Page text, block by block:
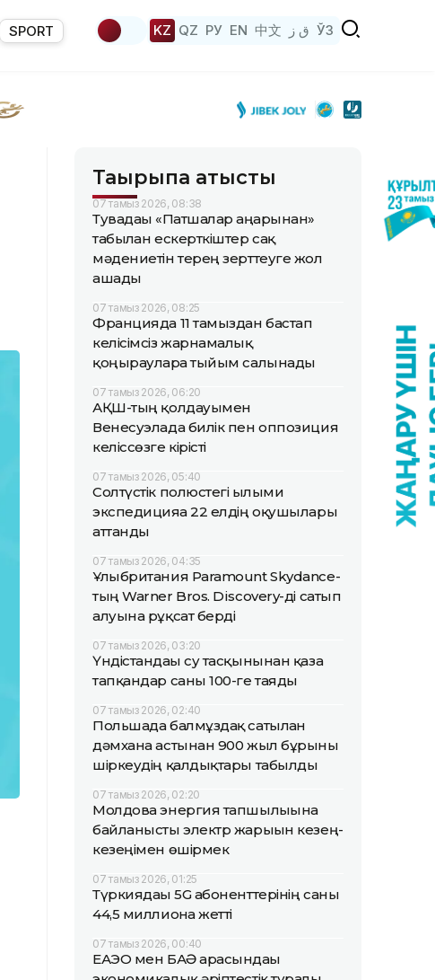
SPORT KZ QZ РУ EN 中文 ق ز ЎЗ
Тақырыпқа қатысты
07 тамыз 2026, 08:38
Тувадағы «Патшалар аңғарынан»
табылған ескерткіштер сақ
мәдениетін терең зерттеуге жол
ашады
07 тамыз 2026, 08:25
Францияда 11 тамыздан бастап
келісімсіз жарнамалық
қоңырауларға тыйым салынады
07 тамыз 2026, 06:20
АҚШ-тың қолдауымен
Венесуэлада билік пен оппозиция
келіссөзге кірісті
07 тамыз 2026, 05:40
Солтүстік полюстегі ғылыми
экспедицияға 22 елдің оқушылары
аттанды
07 тамыз 2026, 04:35
Ұлыбритания Paramount Skydance-
тың Warner Bros. Discovery-ді сатып
алуына рұқсат берді
07 тамыз 2026, 03:20
Үндістандағы су тасқынынан қаза
тапқандар саны 100-ге таяды
07 тамыз 2026, 02:40
Польшада балмұздақ сатылған
дәмхана астынан 900 жыл бұрынғы
шіркеудің қалдықтары табылды
07 тамыз 2026, 02:20
Молдова энергия тапшылығына
байланысты электр жарығын кезең-
кезеңімен өшірмек
07 тамыз 2026, 01:25
Түркиядағы 5G абоненттерінің саны
44,5 миллионға жетті
07 тамыз 2026, 00:40
ЕАЭО мен БАӘ арасындағы